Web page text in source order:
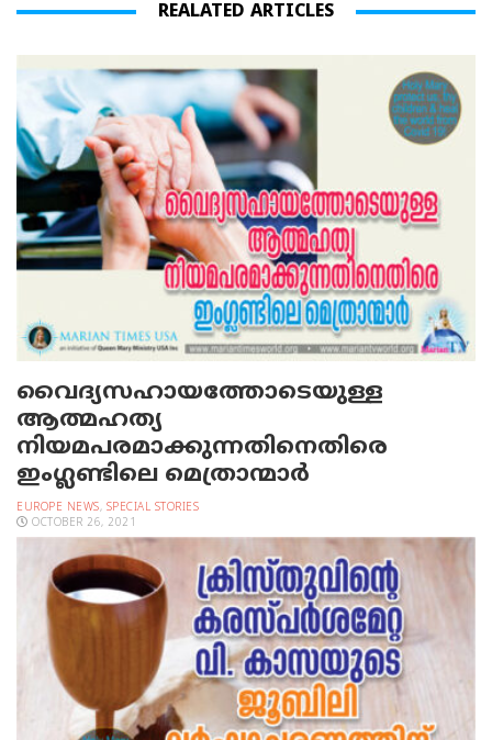
REALATED ARTICLES
വൈദ്യസഹായത്തോടെയുള്ള
ആത്മഹത്യ
നിയമപരമാക്കുന്നതിനെതിരെ
ഇംഗ്ലണ്ടിലെ മെത്രാന്മാര്‍
EUROPE NEWS, SPECIAL STORIES
OCTOBER 26, 2021